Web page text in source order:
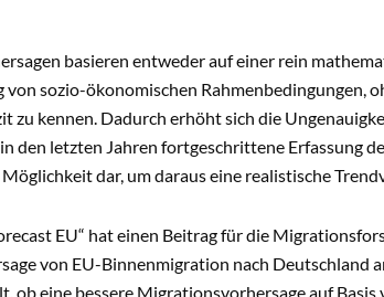
basieren entweder auf einer rein
von sozio-ökonomischen Rahmenbedingungen,
zu kennen. Dadurch erhöht sich die
den letzten Jahren fortgeschrittene Erfassung
dar, um daraus eine realistische
EU“ hat einen Beitrag für die
von EU-Binnenmigration nach Deutschland
ob eine bessere Migrationsvorhersage auf Basis